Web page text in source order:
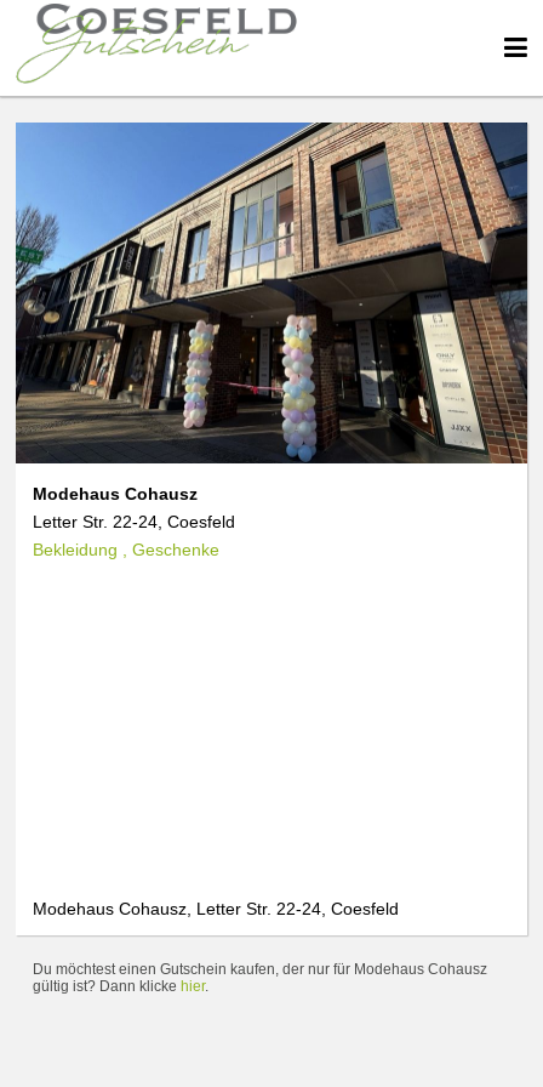
Modehaus Cohausz
Letter Str. 22-24, Coesfeld
Bekleidung , Geschenke
Modehaus Cohausz, Letter Str. 22-24, Coesfeld
Du möchtest einen Gutschein kaufen, der nur für Modehaus Cohausz
gültig ist? Dann klicke hier.